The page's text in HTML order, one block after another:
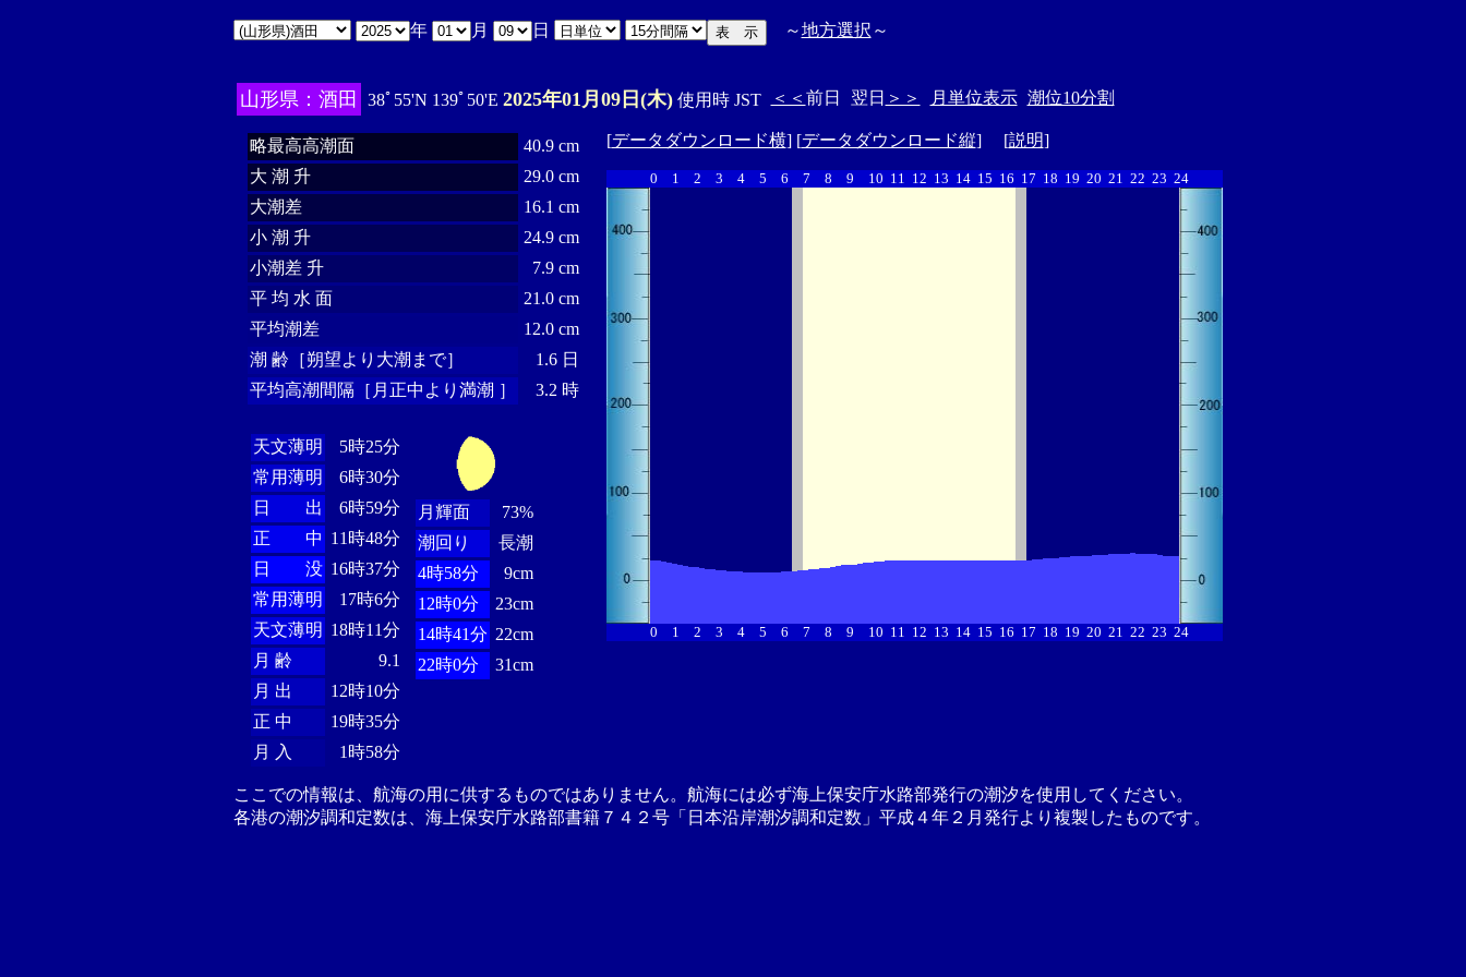
年 月 日 ～地方選択 ～
山形県：酒田 38ﾟ55'N 139ﾟ50'E 2025年01月09日(木)使用時 JST ＜＜ 前日 翌日 ＞＞ 月単位表示 潮位10分割
略最高高潮面
40.9 cm
大 潮 升
29.0 cm
大潮差
16.1 cm
小 潮 升
24.9 cm
小潮差 升
7.9 cm
平 均 水 面
21.0 cm
平均潮差
12.0 cm
潮 齢［朔望より大潮まで］
1.6 日
平均高潮間隔［月正中より満潮 ］
3.2 時
天文薄明
5時25分
常用薄明
6時30分
日 出
6時59分
正 中 11時48分
日 没 16時37分
常用薄明
17時6分
天文薄明 18時11分
月 齢
9.1
月 出
12時10分
正 中
19時35分
月 入
1時58分
月輝面
73%
潮回り
長潮
4時58分
9cm
12時0分
23cm
14時41分 22cm
22時0分
31cm
[データダウンロード横] [データダウンロード縦] [説明]
0 1 2 3 4 5 6 7 8 9 10 11 12 13 14 15 16 17 18 19 20 21 22 23 24
0 1 2 3 4 5 6 7 8 9 10 11 12 13 14 15 16 17 18 19 20 21 22 23 24
ここでの情報は、航海の用に供するものではありません。航海には必ず海上保安庁水路部発行の潮汐を使用してください。
各港の潮汐調和定数は、海上保安庁水路部書籍７４２号「日本沿岸潮汐調和定数」平成４年２月発行より複製したものです。